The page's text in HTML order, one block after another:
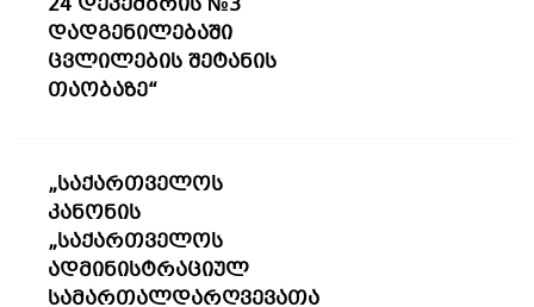
დადგენილებაში
ცვლილების შეტანის
თაობაზე“
„საქართველოს
კანონის
„საქართველოს
ადმინისტრაციულ
სამართალდარღვევათა